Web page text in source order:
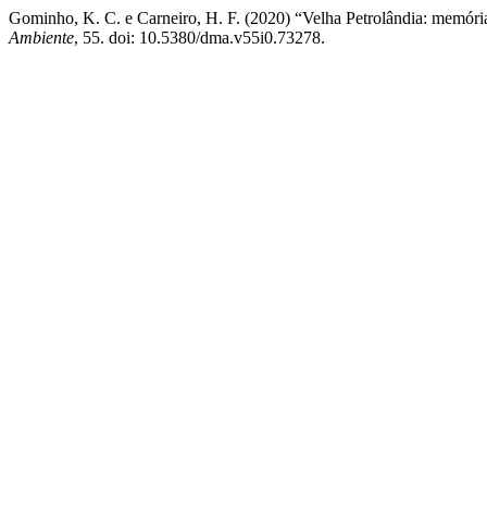
Gominho, K. C. e Carneiro, H. F. (2020) “Velha Petrolândia:
Ambiente, 55. doi: 10.5380/dma.v55i0.73278.